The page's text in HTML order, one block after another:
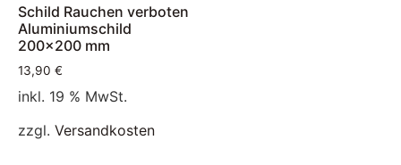
Schild Rauchen verboten
Aluminiumschild
200×200 mm
13,90 €
inkl. 19 % MwSt.
zzgl. Versandkosten